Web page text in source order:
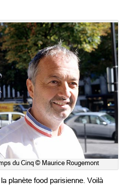
du Cinq © Maurice Rougemont
planète food parisienne. Voilà